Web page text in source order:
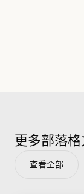
更多部落
查看全部